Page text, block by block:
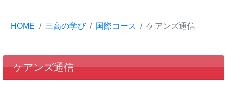
HOME 三高の学び 国際コース ケアンズ通信
ケアンズ通信